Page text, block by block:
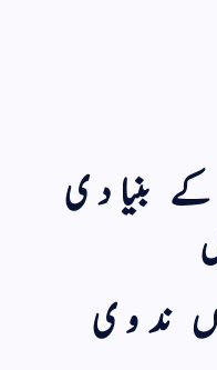
بنیادی
ندوی